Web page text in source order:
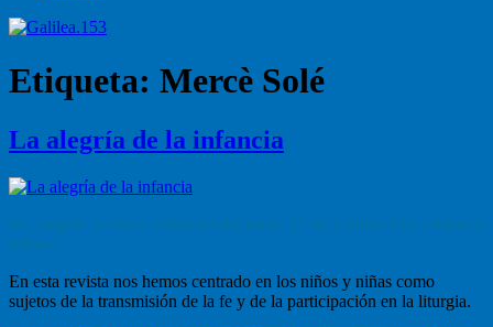
Etiqueta: Mercè Solé
La alegría de la infancia
En esta revista nos hemos centrado en los niños y niñas como
sujetos de la transmisión de la fe y de la participación en la liturgia.